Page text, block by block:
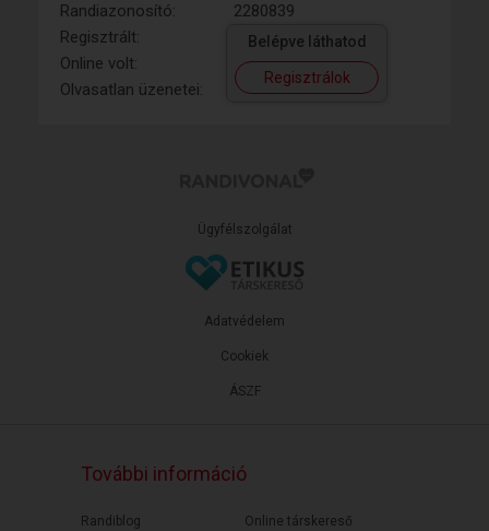
Randiazonosító:
2280839
Regisztrált:
Online volt:
Olvasatlan üzenetei:
Belépve láthatod
Regisztrálok
Ügyfélszolgálat
ÁSZF
Adatvédelem
Cookiek
További információ
Randiblog
Online társkereső